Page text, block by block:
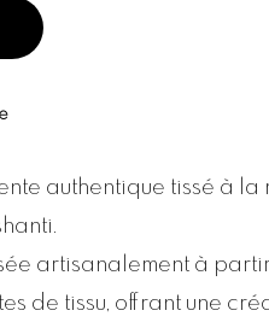
authentique tissé à la
artisanalement à
de tissu, offrant une